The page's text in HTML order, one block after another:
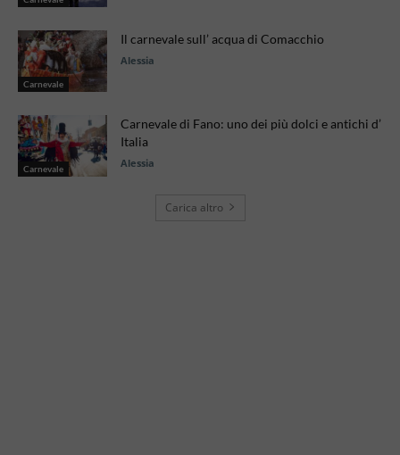
Carnevale
Il carnevale sull’ acqua di Comacchio
Alessia
Carnevale
Carnevale di Fano: uno dei più dolci e antichi d’
Italia
Alessia
Carica altro